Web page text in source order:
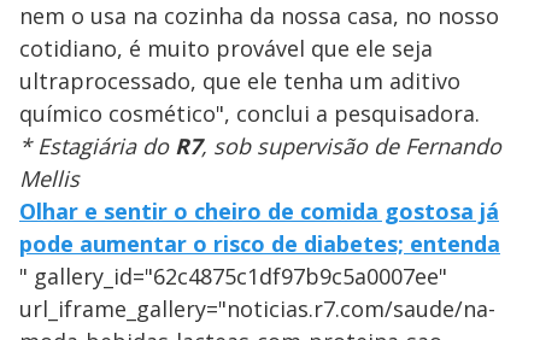
nem o usa na cozinha da nossa casa, no nosso
cotidiano, é muito provável que ele seja
ultraprocessado, que ele tenha um aditivo
químico cosmético", conclui a pesquisadora.
* Estagiária do R7, sob supervisão de Fernando
Mellis
Olhar e sentir o cheiro de comida gostosa já
pode aumentar o risco de diabetes; entenda
" gallery_id="62c4875c1df97b9c5a0007ee"
url_iframe_gallery="noticias.r7.com/saude/na-